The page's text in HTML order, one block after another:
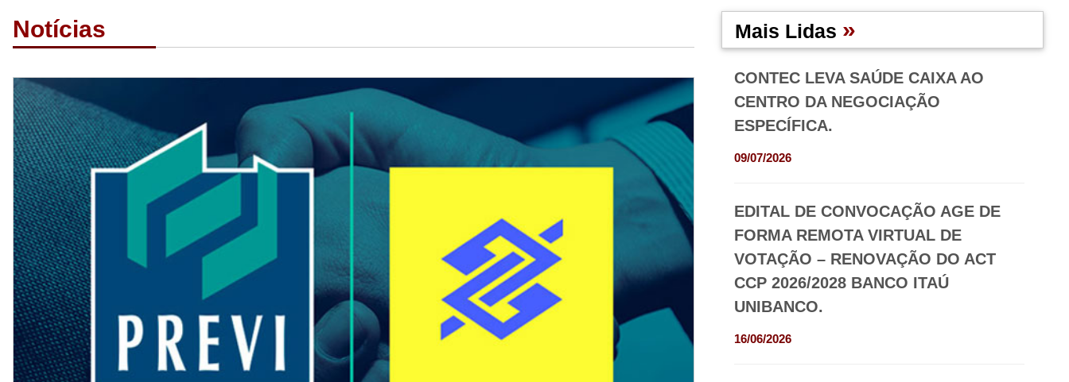
Notícias Mais Lidas »
CONTEC LEVA SAÚDE CAIXA AO
CENTRO DA NEGOCIAÇÃO
ESPECÍFICA.
09/07/2026
EDITAL DE CONVOCAÇÃO AGE DE
FORMA REMOTA VIRTUAL DE
VOTAÇÃO – RENOVAÇÃO DO ACT
CCP 2026/2028 BANCO ITAÚ
UNIBANCO.
16/06/2026